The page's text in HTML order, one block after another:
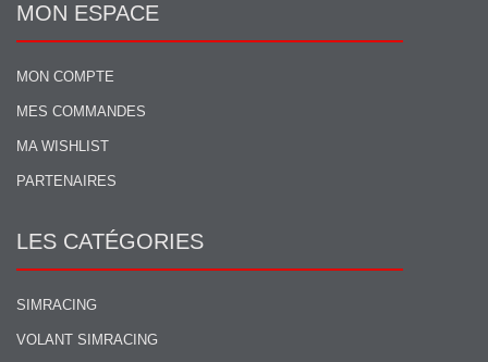
MON ESPACE
MON COMPTE
MES COMMANDES
MA WISHLIST
PARTENAIRES
LES CATÉGORIES
SIMRACING
VOLANT SIMRACING